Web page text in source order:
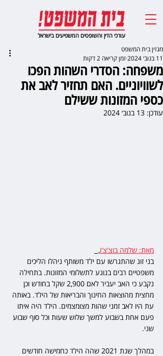
עורכי הדין והשופטים המשפיעים בישראל
משפחה: הסדרי השהות הפכו
לשוויוניים. האם תחזיר לאב את
כספי המזונות ששילם
מגזין בית המשפט
11 בנוב׳ 2024
זמן קריאה 2 דקות
עודכן: 13 בנוב׳ 2024
מאת: שלמה בוצ'צ'ו,
בני זוג שהתגרשו עם ילד משותף ניהלו הליכים
משפטיים רבים בנוגע לתשלומי המזונות. בתחילה
נקבע כי האב יעביר לאם 2,900 שקל בחודש וכן
מחצית מהוצאות החינוך והבריאות של הילד. באותה
עת היו לאב זמני שהות מצומצמים. הילד היה איתו
פעם אחת בשבוע למשך שלוש שעות וכל סוף שבוע
שני.
במהלך שנת 2021 שהה הילד כחמישה חודשים